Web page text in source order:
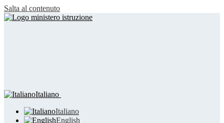
Salta al contenuto
Italiano
Italiano
English